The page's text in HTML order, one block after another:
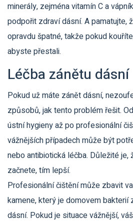
minerály, zejména vitamín C a
podpořit zdraví dásní. A pamatujte,
opravdu špatné, takže pokud
abyste přestali.
Léčba zánětu dásní
Pokud už máte zánět dásní,
způsobů, jak tento problém řešit.
ústní hygieny až po profesionální
vážnějších případech může být
nebo antibiotická léčba. Důležité
začnete, tím lepší.
Profesionální čištění může zbavit
kamene, který je domovem
dásní. Pokud je situace vážnější,